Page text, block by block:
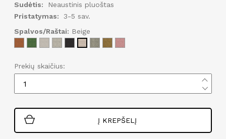
Sudėtis:
Neaustinis pluoštas
Pristatymas:
3-5 sav.
Spalvos/Raštai: Beige
Prekių skaičius:
Į KREPŠELĮ